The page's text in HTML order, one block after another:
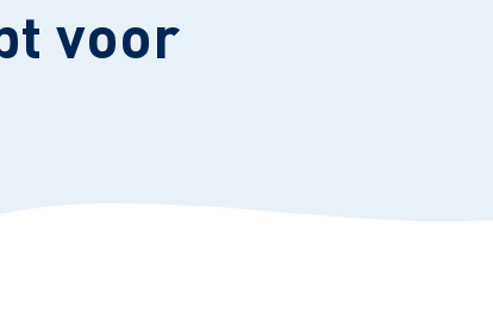
voor